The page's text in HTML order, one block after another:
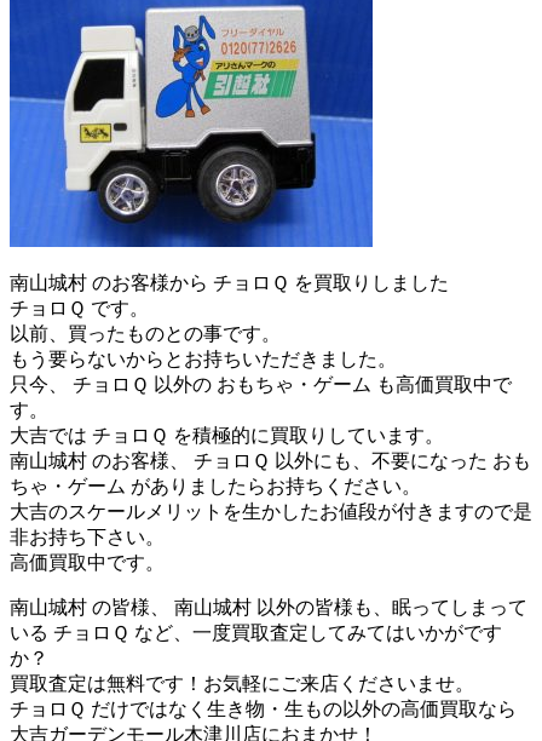
南山城村 のお客様から チョロＱ を買取りしました
チョロＱ です。
以前、買ったものとの事です。
もう要らないからとお持ちいただきました。
只今、 チョロＱ 以外の おもちゃ・ゲーム も高価買取中で
す。
大吉では チョロＱ を積極的に買取りしています。
南山城村 のお客様、 チョロＱ 以外にも、不要になった おも
ちゃ・ゲーム がありましたらお持ちください。
大吉のスケールメリットを生かしたお値段が付きますので是
非お持ち下さい。
高価買取中です。
南山城村 の皆様、 南山城村 以外の皆様も、眠ってしまって
いる チョロＱ など、一度買取査定してみてはいかがです
か？
買取査定は無料です！お気軽にご来店くださいませ。
チョロＱ だけではなく生き物・生もの以外の高価買取なら
大吉ガーデンモール木津川店におまかせ！